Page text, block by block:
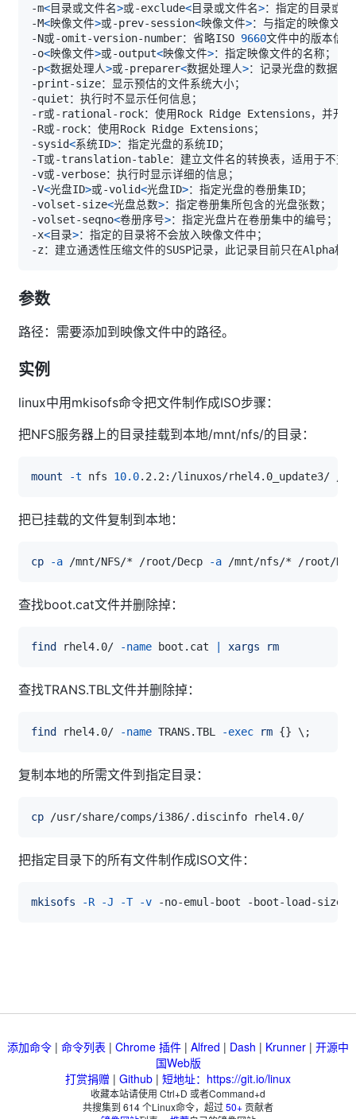
-m<目录或文件名>或-exclude<目录或文件名>
-M<映像文件>或-prev-session<映像文件>
-N或-omit-version-number：省略ISO 9660
-o<映像文件>或-output<映像文件>
-p<数据处理人>或-preparer<数据处理人>
-sysid<系统ID>
-V<光盘ID>或-volid<光盘ID>
-volset-size<光盘总数>
-volset-seqno<卷册序号>
-x<目录>
参数
路径：需要添加到映像文件中的路径。
实例
linux中用mkisofs命令把文件制作成ISO步骤：
把NFS服务器上的目录挂载到本地/mnt/nfs/的目录：
mount -t nfs 10.0
把已挂载的文件复制到本地：
cp -a /mnt/NFS/* /root/Decp -a /mnt/nfs/* /root/
查找boot.cat文件并删除掉：
find rhel4.0/ -name boot.cat xargs rm
查找TRANS.TBL文件并删除掉：
find rhel4.0/ -name TRANS.TBL -exec rm {} \ ;
复制本地的所需文件到指定目录：
cp
把指定目录下的所有文件制作成ISO文件：
mkisofs -R -J -T -v -no-emul-boot -boot-load-size
添加命令 | 命令列表 | Chrome 插件 | Alfred | Dash | Krunner | 开源中
国Web版
打赏捐赠 | Github | 短地址：https://git.io/linux
收藏本站请使用 Ctrl+D 或者Command+d
共搜集到 614个Linux命令，超过50+贡献者